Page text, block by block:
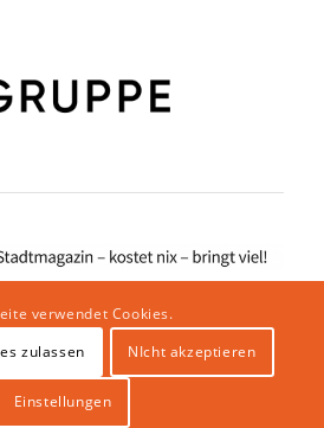
|Website von klicklabor.de |
verwendet Cookies.
zulassen
NIcht akzeptieren
Einstellungen